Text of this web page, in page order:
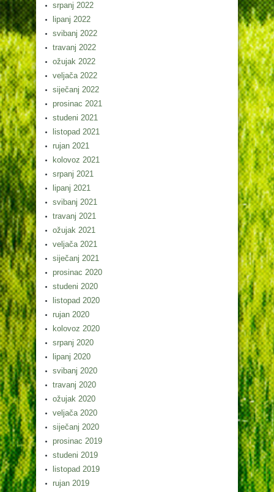
srpanj 2022
lipanj 2022
svibanj 2022
travanj 2022
ožujak 2022
veljača 2022
siječanj 2022
prosinac 2021
studeni 2021
listopad 2021
rujan 2021
kolovoz 2021
srpanj 2021
lipanj 2021
svibanj 2021
travanj 2021
ožujak 2021
veljača 2021
siječanj 2021
prosinac 2020
studeni 2020
listopad 2020
rujan 2020
kolovoz 2020
srpanj 2020
lipanj 2020
svibanj 2020
travanj 2020
ožujak 2020
veljača 2020
siječanj 2020
prosinac 2019
studeni 2019
listopad 2019
rujan 2019